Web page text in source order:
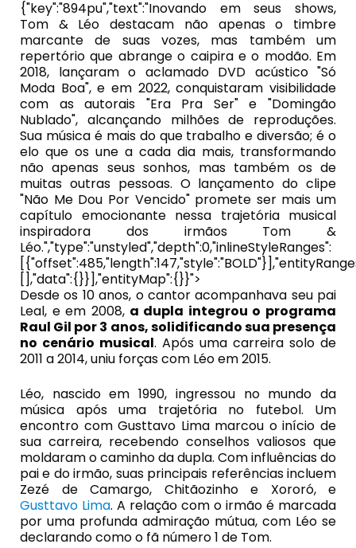
{"key":"894pu","text":"Inovando em seus shows,
Tom & Léo destacam não apenas o timbre
marcante de suas vozes, mas também um
repertório que abrange o caipira e o modão. Em
2018, lançaram o aclamado DVD acústico "Só
Moda Boa", e em 2022, conquistaram visibilidade
com as autorais "Era Pra Ser" e "Domingão
Nublado", alcançando milhões de reproduções.
Sua música é mais do que trabalho e diversão; é o
elo que os une a cada dia mais, transformando
não apenas seus sonhos, mas também os de
muitas outras pessoas. O lançamento do clipe
"Não Me Dou Por Vencido" promete ser mais um
capítulo emocionante nessa trajetória musical
inspiradora dos irmãos Tom &
Léo.","type":"unstyled","depth":0,"inlineStyleRanges":
[],"data":{}}],"entityMap":{}}">
Desde os 10 anos, o cantor acompanhava seu pai
Leal, e em 2008,a dupla integrou o programa
Raul Gil por 3 anos, solidificando sua presença
no cenário musical. Após uma carreira solo de
2011 a 2014, uniu forças com Léo em 2015.
Léo, nascido em 1990, ingressou no mundo da
música após uma trajetória no futebol. Um
encontro com Gusttavo Lima marcou o início de
sua carreira, recebendo conselhos valiosos que
moldaram o caminho da dupla. Com influências do
pai e do irmão, suas principais referências incluem
Zezé de Camargo, Chitãozinho e Xororó, e
Gusttavo Lima. A relação com o irmão é marcada
por uma profunda admiração mútua, com Léo se
declarando como o fã número 1 de Tom.